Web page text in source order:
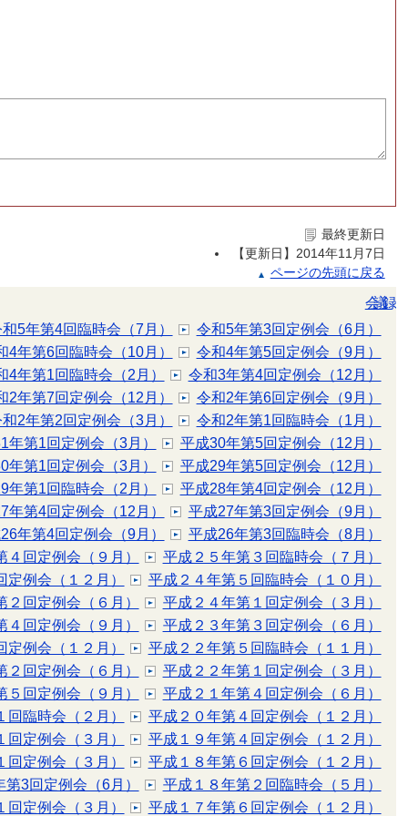
最終更新日
【更新日】 2014年11月7日
ページの先頭に戻る
会議録
5年第4回臨時会（7月）
令和5年第3回定例会（6月）
4年第6回臨時会（10月）
令和4年第5回定例会（9月）
4年第1回臨時会（2月）
令和3年第4回定例会（12月）
2年第7回定例会（12月）
令和2年第6回定例会（9月）
2年第2回定例会（3月）
令和2年第1回臨時会（1月）
年第1回定例会（3月）
平成30年第5回定例会（12月）
年第1回定例会（3月）
平成29年第5回定例会（12月）
年第1回臨時会（2月）
平成28年第4回定例会（12月）
年第4回定例会（12月）
平成27年第3回定例会（9月）
年第4回定例会（9月）
平成26年第3回臨時会（8月）
４回定例会（９月）
平成２５年第３回臨時会（７月）
例会（１２月）
平成２４年第５回臨時会（１０月）
２回定例会（６月）
平成２４年第１回定例会（３月）
４回定例会（９月）
平成２３年第３回定例会（６月）
例会（１２月）
平成２２年第５回臨時会（１１月）
２回定例会（６月）
平成２２年第１回定例会（３月）
５回定例会（９月）
平成２１年第４回定例会（６月）
臨時会（２月）
平成２０年第４回定例会（１２月）
定例会（３月）
平成１９年第４回定例会（１２月）
定例会（３月）
平成１８年第６回定例会（１２月）
第3回定例会（6月）
平成１８年第２回臨時会（５月）
定例会（３月）
平成１７年第６回定例会（１２月）